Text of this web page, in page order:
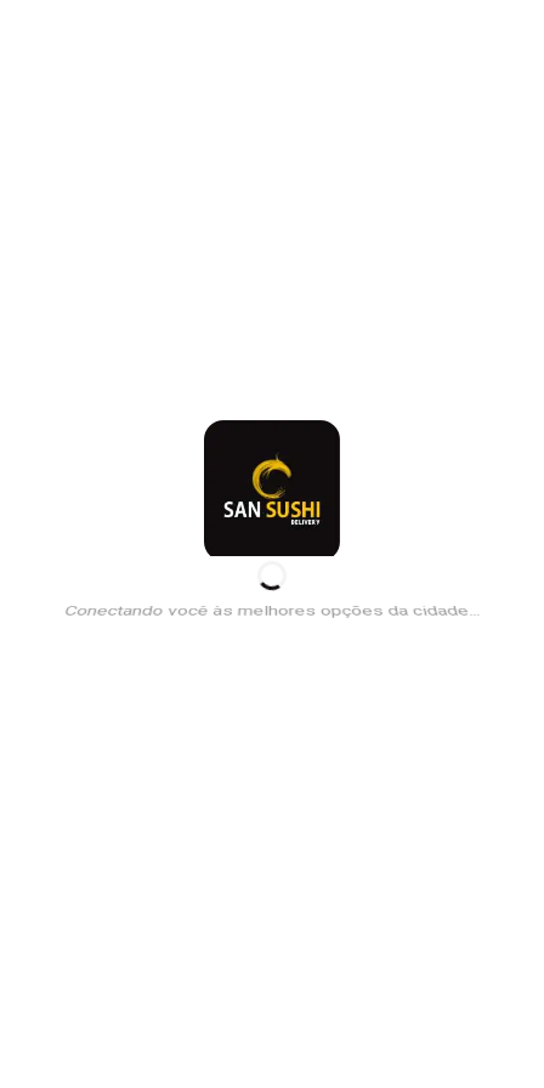
Conectando você às melhores opções da cidade...